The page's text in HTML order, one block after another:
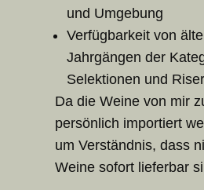
und Umgebung
Verfügbarkeit von
Jahrgängen der
Selektionen und
Da die Weine von mir
persönlich importiert
um Verständnis, dass
Weine sofort lieferbar